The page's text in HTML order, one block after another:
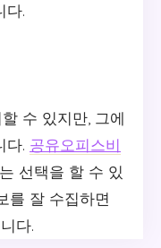
다.
수 있지만, 그에
다. 공유오피스비
선택을 할 수 있
를 잘 수집하면
다.